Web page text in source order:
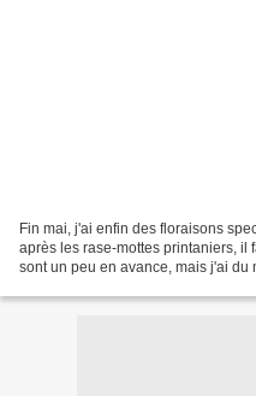
Fin mai, j'ai enfin des floraisons
après les rase-mottes printaniers, il
sont un peu en avance, mais j'ai